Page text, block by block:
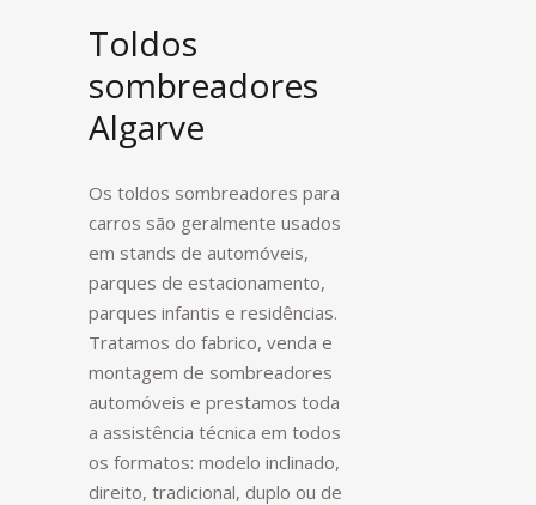
Toldos
sombreadores
Algarve
Os toldos sombreadores para
carros são geralmente usados
em stands de automóveis,
parques de estacionamento,
parques infantis e residências.
Tratamos do fabrico, venda e
montagem de sombreadores
automóveis e prestamos toda
a assistência técnica em todos
os formatos: modelo inclinado,
direito, tradicional, duplo ou de